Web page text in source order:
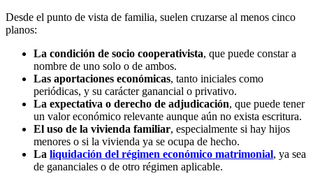
Desde el punto de vista de familia, suelen cruzarse al menos cinco
planos:
La condición de socio cooperativista, que puede constar a
nombre de uno solo o de ambos.
Las aportaciones económicas, tanto iniciales como
periódicas, y su carácter ganancial o privativo.
La expectativa o derecho de adjudicación, que puede tener
un valor económico relevante aunque aún no exista escritura.
El uso de la vivienda familiar, especialmente si hay hijos
menores o si la vivienda ya se ocupa de hecho.
La liquidación del régimen económico matrimonial, ya sea
de gananciales o de otro régimen aplicable.